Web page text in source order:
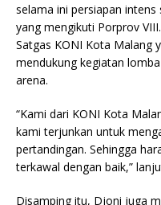
selama ini persiapan
yang mengikuti Porprov
Satgas KONI Kota Malang
mendukung kegiatan
arena.
“Kami dari KONI Kota
kami terjunkan untuk
pertandingan. Sehingga
terkawal dengan baik,”
Disamping itu, Djoni juga